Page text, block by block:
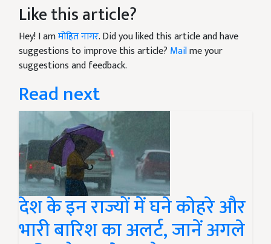
Like this article?
Hey! I amमोहित नागर. Did you liked this article and have
suggestions to improve this article? Mailme your
suggestions and feedback.
Read next
देश के इन राज्यों में घने कोहरे और
भारी बारिश का अलर्ट, जानें अगले